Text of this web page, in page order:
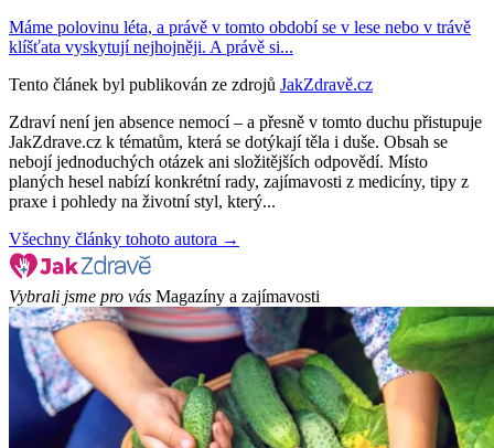
Máme polovinu léta, a právě v tomto období se v lese nebo v trávě
klíšťata vyskytují nejhojněji. A právě si...
Tento článek byl publikován ze zdrojů JakZdravě.cz
Zdraví není jen absence nemocí – a přesně v tomto duchu přistupuje
JakZdrave.cz k tématům, která se dotýkají těla i duše. Obsah se
nebojí jednoduchých otázek ani složitějších odpovědí. Místo
planých hesel nabízí konkrétní rady, zajímavosti z medicíny, tipy z
praxe i pohledy na životní styl, který...
Všechny články tohoto autora →
Vybrali jsme pro vás Magazíny a zajímavosti